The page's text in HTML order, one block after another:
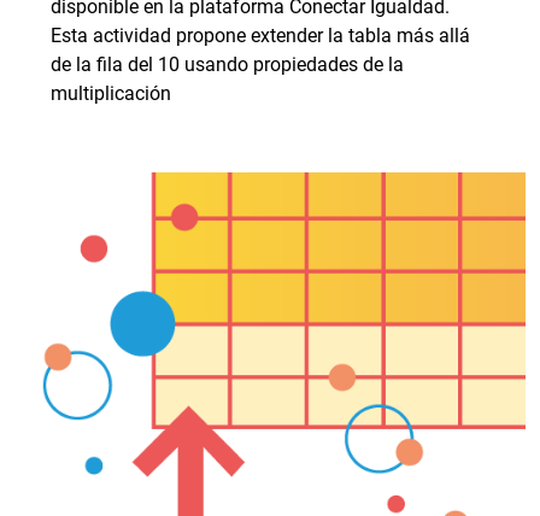
disponible en la plataforma Conectar Igualdad.
Esta actividad propone extender la tabla más allá
de la fila del 10 usando propiedades de la
multiplicación